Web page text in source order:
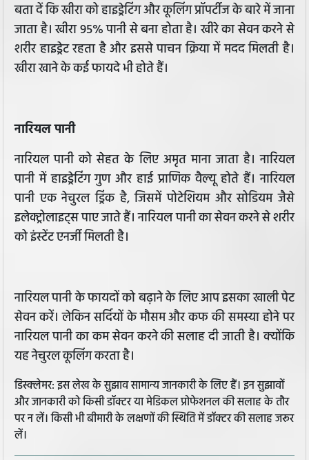
बता दें कि खीरा को हाइड्रेटिंग और कूलिंग प्रॉपर्टीज के बारे में जाना
जाता है। खीरा 95% पानी से बना होता है। खीरे का सेवन करने से
शरीर हाइड्रेट रहता है और इससे पाचन क्रिया में मदद मिलती है।
खीरा खाने के कई फायदे भी होते हैं।
नारियल पानी
नारियल पानी को सेहत के लिए अमृत माना जाता है। नारियल
पानी में हाइड्रेटिंग गुण और हाई प्राणिक वैल्यू होते हैं। नारियल
पानी एक नेचुरल ड्रिंक है, जिसमें पोटेशियम और सोडियम जैसे
इलेक्ट्रोलाइट्स पाए जाते हैं। नारियल पानी का सेवन करने से शरीर
को इंस्टेंट एनर्जी मिलती है।
नारियल पानी के फायदों को बढ़ाने के लिए आप इसका खाली पेट
सेवन करें। लेकिन सर्दियों के मौसम और कफ की समस्या होने पर
नारियल पानी का कम सेवन करने की सलाह दी जाती है। क्योंकि
यह नेचुरल कूलिंग करता है।
डिस्क्लेमर: इस लेख के सुझाव सामान्य जानकारी के लिए हैं। इन सुझावों
और जानकारी को किसी डॉक्टर या मेडिकल प्रोफेशनल की सलाह के तौर
पर न लें। किसी भी बीमारी के लक्षणों की स्थिति में डॉक्टर की सलाह जरूर
लें।